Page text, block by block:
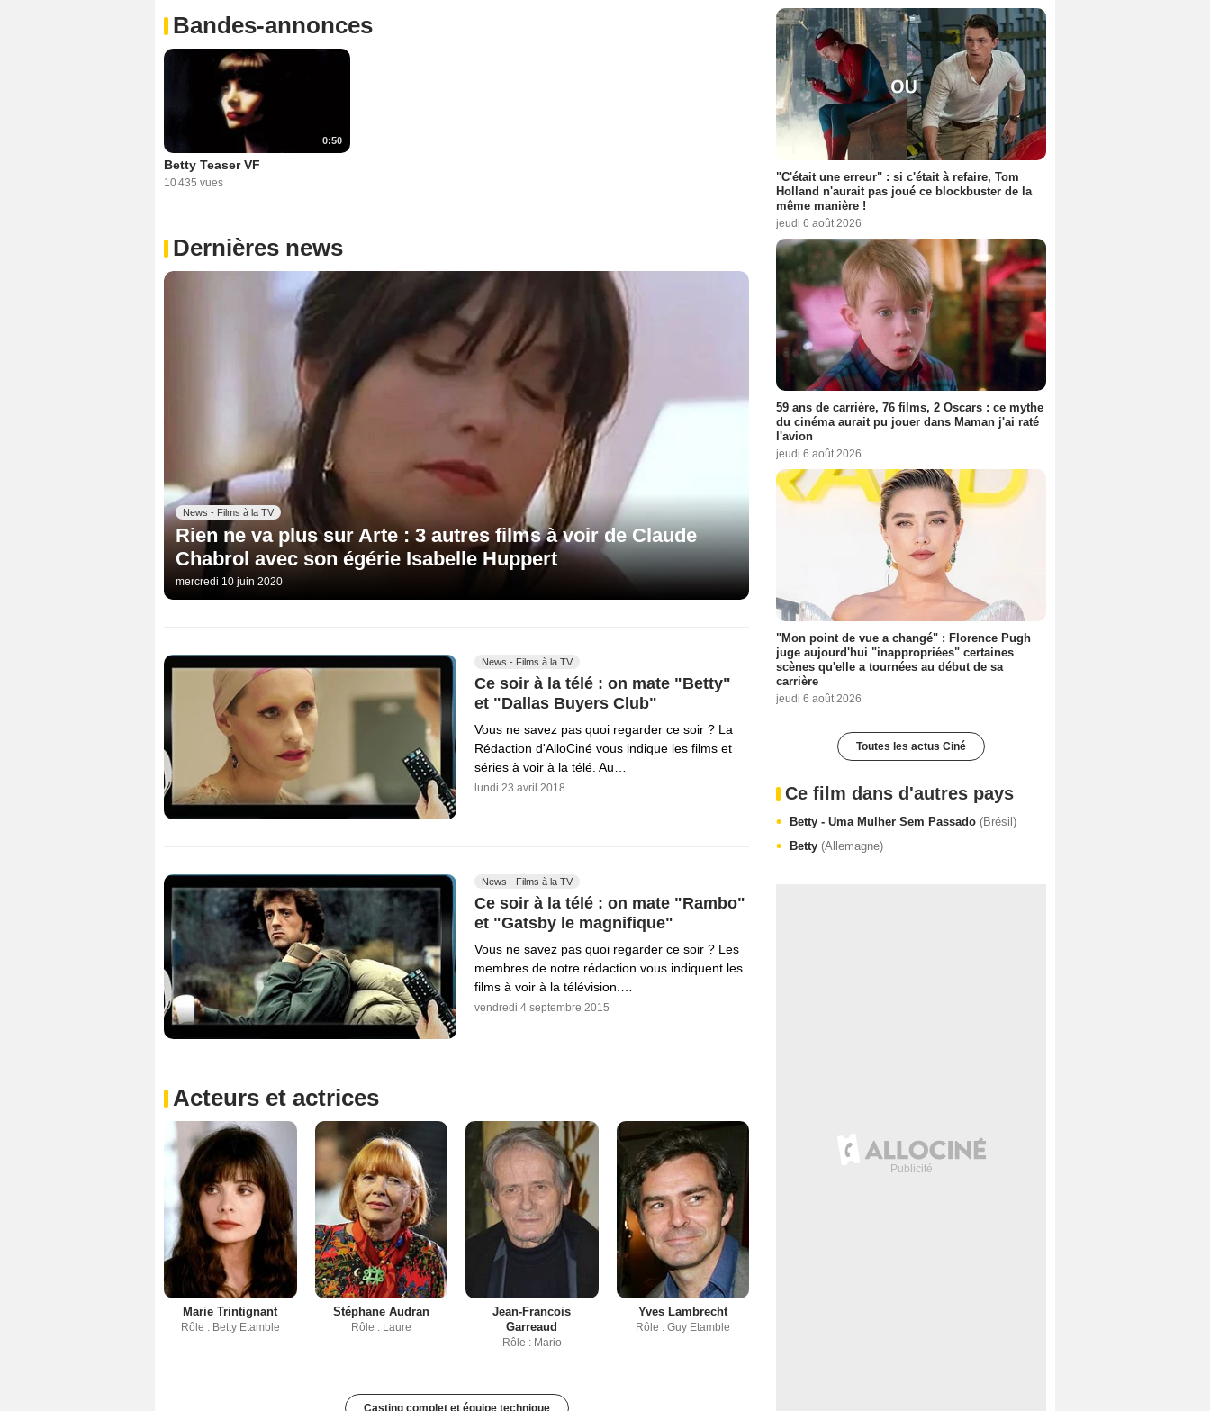
Bandes-annonces
0:50
Betty Teaser VF
10 435 vues
Dernières news
News - Films à la TV
Rien ne va plus sur Arte : 3 autres films à voir de Claude
Chabrol avec son égérie Isabelle Huppert
mercredi 10 juin 2020
News - Films à la TV
Ce soir à la télé : on mate "Betty"
et "Dallas Buyers Club"
Vous ne savez pas quoi regarder ce soir ? La
Rédaction d'AlloCiné vous indique les films et
séries à voir à la télé. Au…
lundi 23 avril 2018
News - Films à la TV
Ce soir à la télé : on mate "Rambo"
et "Gatsby le magnifique"
Vous ne savez pas quoi regarder ce soir ? Les
membres de notre rédaction vous indiquent les
films à voir à la télévision.…
vendredi 4 septembre 2015
Acteurs et actrices
Marie Trintignant
Rôle : Betty Etamble
Stéphane Audran
Rôle : Laure
Jean-Francois
Garreaud
Rôle : Mario
Yves Lambrecht
Rôle : Guy Etamble
Casting complet et équipe technique
"C'était une erreur" : si c'était à refaire, Tom
Holland n'aurait pas joué ce blockbuster de la
même manière !
jeudi 6 août 2026
59 ans de carrière, 76 films, 2 Oscars : ce mythe
du cinéma aurait pu jouer dans Maman j'ai raté
l'avion
jeudi 6 août 2026
"Mon point de vue a changé" : Florence Pugh
juge aujourd'hui "inappropriées" certaines
scènes qu'elle a tournées au début de sa
carrière
jeudi 6 août 2026
Toutes les actus Ciné
Ce film dans d'autres pays
Betty - Uma Mulher Sem Passado (Brésil)
Betty (Allemagne)